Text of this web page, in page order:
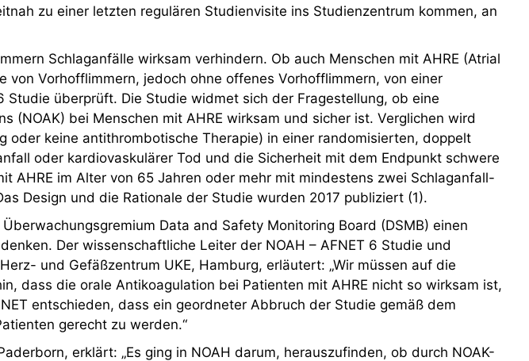
zu einer letzten regulären Studienvisite ins Studienzentrum kommen, an
Schlaganfälle wirksam verhindern. Ob auch Menschen mit AHRE (Atrial
Vorhofflimmern, jedoch ohne offenes Vorhofflimmern, von einer
überprüft. Die Studie widmet sich der Fragestellung, ob eine
(NOAK) bei Menschen mit AHRE wirksam und sicher ist. Verglichen wird
keine antithrombotische Therapie) in einer randomisierten, doppelt
oder kardiovaskulärer Tod und die Sicherheit mit dem Endpunkt schwere
AHRE im Alter von 65 Jahren oder mehr mit mindestens zwei Schlaganfall-
Design und die Rationale der Studie wurden 2017 publiziert (1).
Data and Safety Monitoring Board (DSMB) einen
Der wissenschaftliche Leiter der NOAH – AFNET 6 Studie und
und Gefäßzentrum UKE, Hamburg, erläutert: „Wir müssen auf die
dass die orale Antikoagulation bei Patienten mit AHRE nicht so wirksam ist,
entschieden, dass ein geordneter Abbruch der Studie gemäß dem
gerecht zu werden.“
erklärt: „Es ging in NOAH darum, herauszufinden, ob durch NOAK-